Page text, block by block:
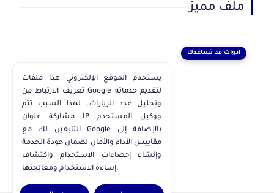
ملف مميز
ادوات قد تساعدك
يستخدم الموقع الإلكتروني هذا ملفات
تعريف الارتباط من Google لتقديم خدماته
وتحليل عدد الزيارات. لهذا السبب تتم
مشاركة عنوان IP ووكيل المستخدم
التابعين لك مع Google بالإضافة إلى
مقاييس الأداء والأمان لضمان جودة الخدمة
وإنشاء إحصاءات الاستخدام واكتشاف
إساءة الاستخدام ومعالجتها.